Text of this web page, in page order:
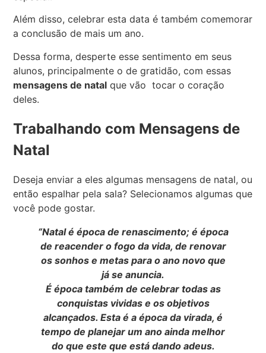
Além disso, celebrar esta data é também comemorar
a conclusão de mais um ano.
Dessa forma, desperte esse sentimento em seus
alunos, principalmente o de gratidão, com essas
mensagens de natal que vão tocar o coração
deles.
Trabalhando com Mensagens de
Natal
Deseja enviar a eles algumas mensagens de natal, ou
então espalhar pela sala? Selecionamos algumas que
você pode gostar.
“Natal é época de renascimento; é época
de reacender o fogo da vida, de renovar
os sonhos e metas para o ano novo que
já se anuncia.
É época também de celebrar todas as
conquistas vividas e os objetivos
alcançados. Esta é a época da virada, é
tempo de planejar um ano ainda melhor
do que este que está dando adeus.